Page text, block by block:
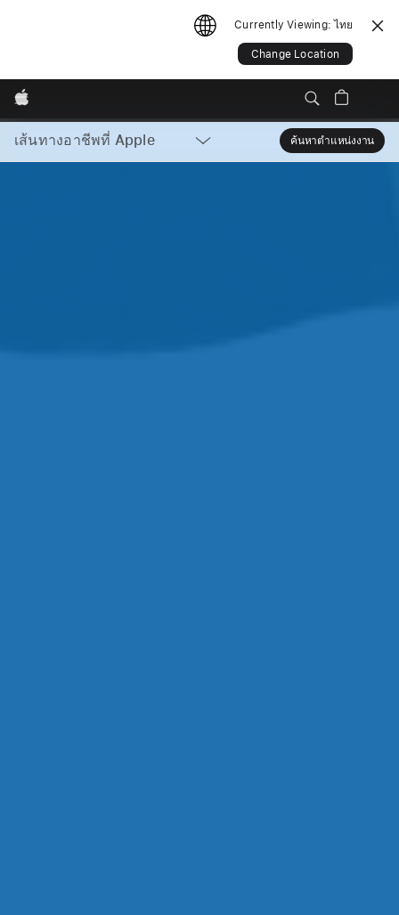
Currently Viewing: ไทย
Change Location
Apple
เส้นทางอาชีพที่ Apple
Nav
ค้นหาตำแหน่งงาน